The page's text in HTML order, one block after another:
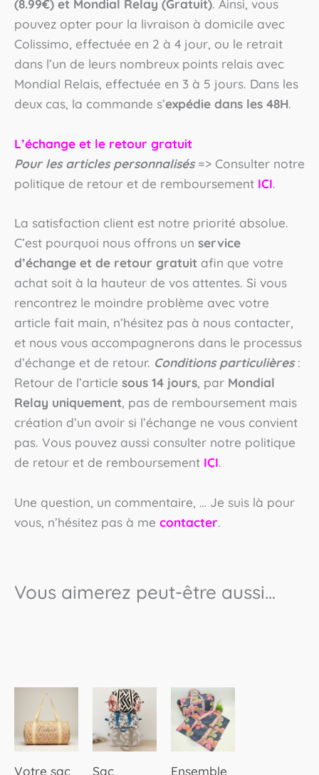
(8.99€) et Mondial Relay (Gratuit). Ainsi, vous
pouvez opter pour la livraison à domicile avec
Colissimo, effectuée en 2 à 4 jour, ou le retrait
dans l’un de leurs nombreux points relais avec
Mondial Relais, effectuée en 3 à 5 jours. Dans les
deux cas, la commande s’expédie dans les 48H.
L’échange et le retour gratuit
Pour les articles personnalisés=> Consulter notre
politique de retour et de remboursement ICI.
La satisfaction client est notre priorité absolue.
C’est pourquoi nous offrons un service
d’échange et de retour gratuit afin que votre
achat soit à la hauteur de vos attentes. Si vous
rencontrez le moindre problème avec votre
article fait main, n’hésitez pas à nous contacter,
et nous vous accompagnerons dans le processus
d’échange et de retour. Conditions particulières:
Retour de l’article sous 14 jours, par Mondial
Relay uniquement, pas de remboursement mais
création d’un avoir si l’échange ne vous convient
pas. Vous pouvez aussi consulter notre politique
de retour et de remboursement ICI.
Une question, un commentaire, … Je suis là pour
vous, n’hésitez pas à me contacter.
Vous aimerez peut-être aussi…
Votre sac Sac Ensemble